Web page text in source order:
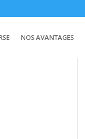
NOS AVANTAGES